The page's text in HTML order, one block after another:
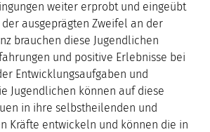
weiter erprobt und eingeübt
ausgeprägten Zweifel an der
brauchen diese Jugendlichen
und positive Erlebnisse bei
Entwicklungsaufgaben und
Jugendlichen können auf diese
in ihre selbstheilenden und
Kräfte entwickeln und können die in